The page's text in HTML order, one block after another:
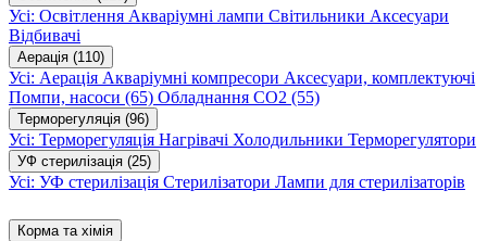
Усі: Освітлення Акваріумні лампи Світильники Аксесуари
Відбивачі
Аерація (110)
Усі: Аерація Акваріумні компресори Аксесуари, комплектуючі
Помпи, насоси (65) Обладнання CO2 (55)
Терморегуляція (96)
Усі: Терморегуляція Нагрівачі Холодильники Терморегулятори
УФ стерилізація (25)
Усі: УФ стерилізація Стерилізатори Лампи для стерилізаторів
Корма та хімія